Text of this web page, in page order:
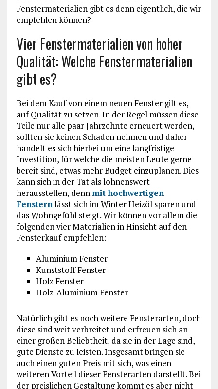
Fenstermaterialien gibt es denn eigentlich, die wir
empfehlen können?
Vier Fenstermaterialien von hoher
Qualität: Welche Fenstermaterialien
gibt es?
Bei dem Kauf von einem neuen Fenster gilt es,
auf Qualität zu setzen. In der Regel müssen diese
Teile nur alle paar Jahrzehnte erneuert werden,
sollten sie keinen Schaden nehmen und daher
handelt es sich hierbei um eine langfristige
Investition, für welche die meisten Leute gerne
bereit sind, etwas mehr Budget einzuplanen. Dies
kann sich in der Tat als lohnenswert
herausstellen, denn mit hochwertigen
Fensternlässt sich im Winter Heizöl sparen und
das Wohngefühl steigt. Wir können vor allem die
folgenden vier Materialien in Hinsicht auf den
Fensterkauf empfehlen:
Aluminium Fenster
Kunststoff Fenster
Holz Fenster
Holz-Aluminium Fenster
Natürlich gibt es noch weitere Fensterarten, doch
diese sind weit verbreitet und erfreuen sich an
einer großen Beliebtheit, da sie in der Lage sind,
gute Dienste zu leisten. Insgesamt bringen sie
auch einen guten Preis mit sich, was einen
weiteren Vorteil dieser Fensterarten darstellt. Bei
der preislichen Gestaltung kommt es aber nicht